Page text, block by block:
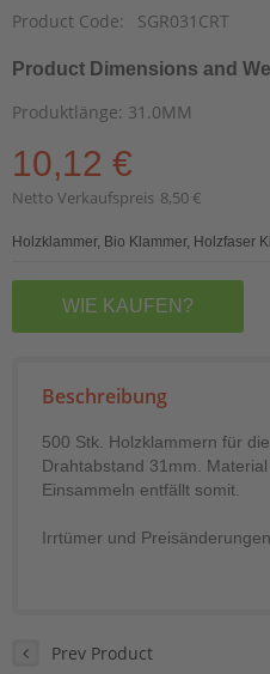
Product Code: SGR031CRT
Product Dimensions and
Produktlänge: 31.0MM
10,12 €
Netto Verkaufspreis 8,50 €
Holzklammer, Bio Klammer, Holzfaser
WIE KAUFEN?
Beschreibung
500 Stk. Holzklammern für
Drahtabstand 31mm.
Einsammeln entfällt somit.
Irrtümer und
Prev Product